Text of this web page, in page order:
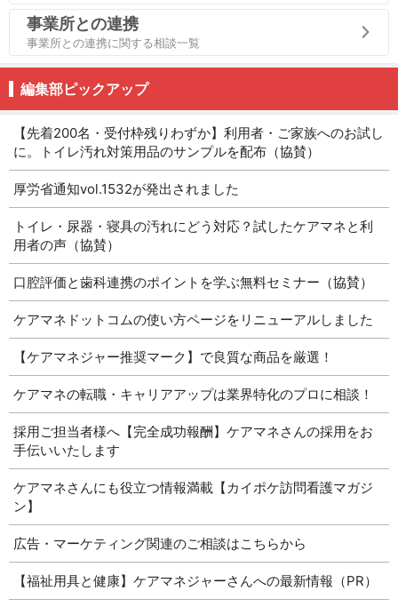
事業所との連携
事業所との連携に関する相談一覧
編集部ピックアップ
【先着200名・受付枠残りわずか】利用者・ご家族へのお試し
に。トイレ汚れ対策用品のサンプルを配布（協賛）
厚労省通知vol.1532が発出されました
トイレ・尿器・寝具の汚れにどう対応？試したケアマネと利
用者の声（協賛）
口腔評価と歯科連携のポイントを学ぶ無料セミナー（協賛）
ケアマネドットコムの使い方ページをリニューアルしました
【ケアマネジャー推奨マーク】で良質な商品を厳選！
ケアマネの転職・キャリアアップは業界特化のプロに相談！
採用ご担当者様へ【完全成功報酬】ケアマネさんの採用をお
手伝いいたします
ケアマネさんにも役立つ情報満載【カイポケ訪問看護マガジ
ン】
広告・マーケティング関連のご相談はこちらから
【福祉用具と健康】ケアマネジャーさんへの最新情報（PR）